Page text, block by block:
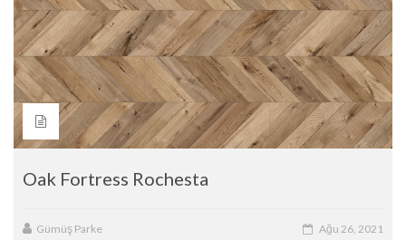
Oak Fortress Rochesta
Gümüş Parke Ağu 26, 2021